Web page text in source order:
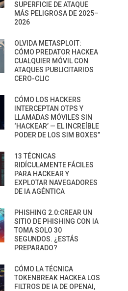
SUPERFICIE DE ATAQUE
MÁS PELIGROSA DE 2025–
2026
OLVIDA METASPLOIT:
CÓMO PREDATOR HACKEA
CUALQUIER MÓVIL CON
ATAQUES PUBLICITARIOS
CERO-CLIC
CÓMO LOS HACKERS
INTERCEPTAN OTPS Y
LLAMADAS MÓVILES SIN
‘HACKEAR’ — EL INCREÍBLE
PODER DE LOS SIM BOXES”
13 TÉCNICAS
RIDÍCULAMENTE FÁCILES
PARA HACKEAR Y
EXPLOTAR NAVEGADORES
DE IA AGÉNTICA
PHISHING 2.0:CREAR UN
SITIO DE PHISHING CON IA
TOMA SOLO 30
SEGUNDOS. ¿ESTÁS
PREPARADO?
CÓMO LA TÉCNICA
TOKENBREAK HACKEA LOS
FILTROS DE IA DE OPENAI,